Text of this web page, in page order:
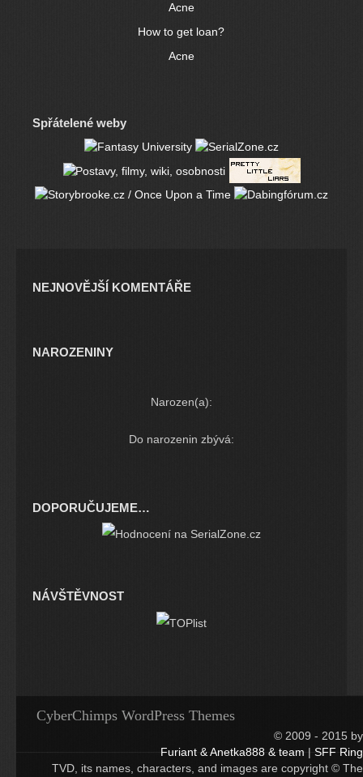
Acne
How to get loan?
Acne
Spřátelené weby
NEJNOVĚJŠÍ KOMENTÁŘE
NAROZENINY
Narozen(a):
Do narozenin zbývá:
DOPORUČUJEME…
NÁVŠTĚVNOST
CyberChimps WordPress Themes
© 2009 - 2015 by
Furiant & Anetka888 & team | SFF Ring
TVD, its names, characters, and images are copyright © The